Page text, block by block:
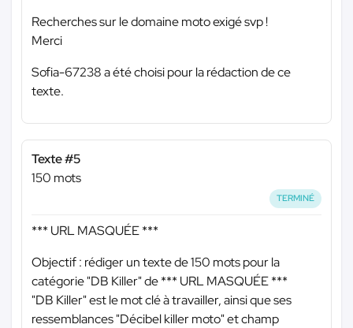
Recherches sur le domaine moto exigé svp !
Merci
Sofia-67238 a été choisi pour la rédaction de ce
texte.
Texte #5
150 mots
TERMINÉ
*** URL MASQUÉE ***
Objectif : rédiger un texte de 150 mots pour la
catégorie "DB Killer" de*** URL MASQUÉE ***
"DB Killer" est le mot clé à travailler, ainsi que ses
ressemblances "Décibel killer moto" et champ